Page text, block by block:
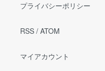
プライバシーポリシー
RSS / ATOM
マイアカウント